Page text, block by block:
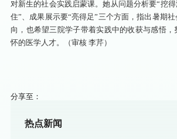
对新生的社会实践启蒙课。她从问题分析要“挖
住”、成果展示要“亮得足”三个方面，指出暑期
向，也希望三院学子带着实践中的收获与感悟
怀的医学人才。（审核 李芹）
分享至：
热点新闻